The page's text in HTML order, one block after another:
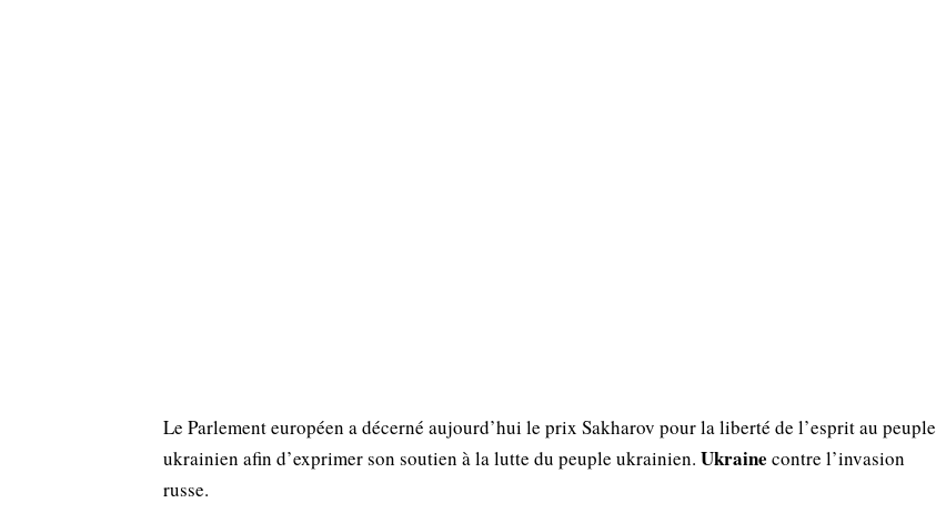
Le Parlement européen a décerné aujourd’hui le prix Sakharov pour la liberté de l’esprit au peuple
ukrainien afin d’exprimer son soutien à la lutte du peuple ukrainien. Ukraine contre l’invasion
russe.